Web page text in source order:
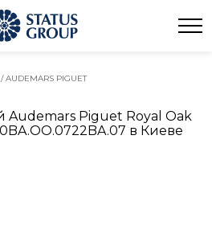
/ AUDEMARS PIGUET